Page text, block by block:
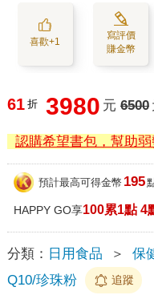
喜歡+1
寫評價
賺金幣
61 折 3980 元 6500
認購希望書包，幫助弱
預計最高可得金幣 195
HAPPY GO享100累1點 4
分類： 日用食品 ＞ 保
Q10/珍珠粉
追蹤